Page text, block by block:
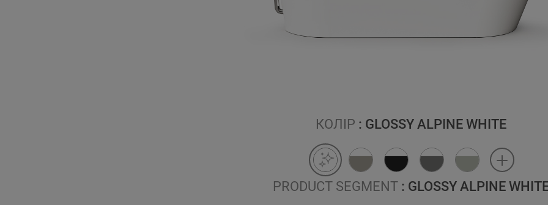
КОЛІР : GLOSSY ALPINE WHITE
PRODUCT SEGMENT : GLOSSY ALPINE